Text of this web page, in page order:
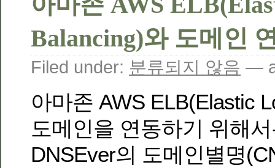
Balancing)와 도메인
Filed under: 분류되지 않음 —
아마존 AWS ELB(Elastic
도메인을 연동하기 위해
DNSEver의 도메인별명